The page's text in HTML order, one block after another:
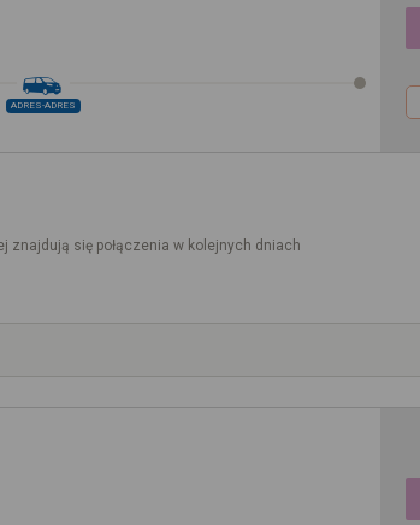
ADRES-ADRES
znajdują się połączenia w kolejnych dniach